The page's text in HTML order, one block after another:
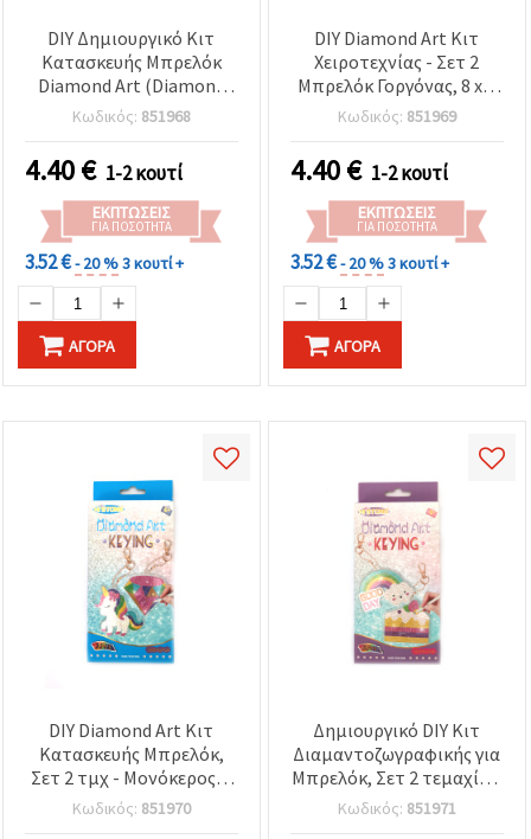
DIY Δημιουργικό Κιτ
Κατασκευής Μπρελόκ
Diamond Art (Diamond
Painting), Σετ 2 τεμ. -
Ψάρι & Αστερίας, 8x7 εκ.
Κωδικός: 851968
4.40€ 1-2 κουτί
ΕΚΠΤΏΣΕΙΣ
ΓΙΑ ΠΟΣΌΤΗΤΑ
3.52 €- 20 %3 κουτί +
ΑΓΟΡΆ
DIY Diamond Art Κιτ
Χειροτεχνίας - Σετ 2
Μπρελόκ Γοργόνας, 8 x 7
εκ.
Κωδικός: 851969
4.40€ 1-2 κουτί
ΕΚΠΤΏΣΕΙΣ
ΓΙΑ ΠΟΣΌΤΗΤΑ
3.52 €- 20 %3 κουτί +
ΑΓΟΡΆ
DIY Diamond Art Κιτ
Κατασκευής Μπρελόκ,
Σετ 2 τμχ - Μονόκερος &
Διαμάντι, 8x7 εκ.
Κωδικός: 851970
Δημιουργικό DIY Κιτ
Διαμαντοζωγραφικής για
Μπρελόκ, Σετ 2 τεμαχίων
- Σχέδια Ουράνιο Τόξο &
Τούρτα, 8 x 7 εκ.
Κωδικός: 851971